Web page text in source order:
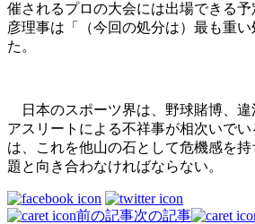
催されるプロの大会には出場できる
彦理事は「（今回の処分は）­最も重
た。
日本のスポーツ界は、野球賭博、違
アスリートによる不祥事が相次いで
は、これを他山の石として危機感を
題と向き合わなければならない。
前の記事次の記事